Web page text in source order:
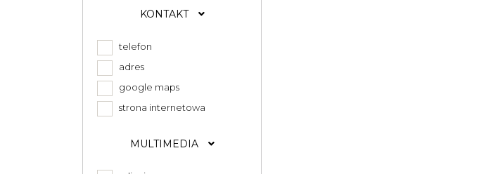
KONTAKT
telefon
adres
google maps
strona internetowa
MULTIMEDIA